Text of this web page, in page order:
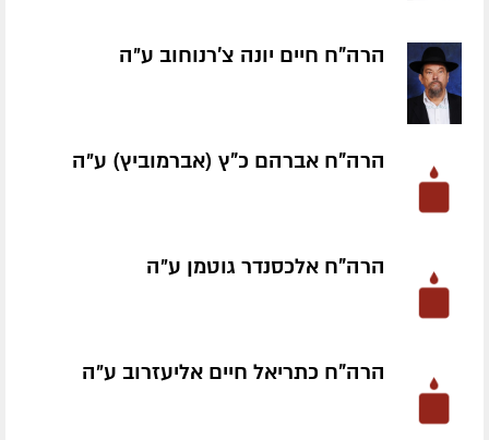
הרה"ח חיים יונה צ'רנוחוב ע״ה
הרה"ח אברהם כ"ץ (אברמוביץ) ע״ה
הרה"ח אלכסנדר גוטמן ע״ה
הרה"ח כתריאל חיים אליעזרוב ע״ה